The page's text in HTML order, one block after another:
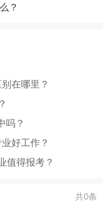
？
在哪里？
吗？
好工作？
值得报考？
共0条